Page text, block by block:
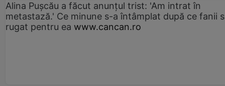
Alina Pușcău a făcut anunțul trist: 'Am intrat în
metastază.' Ce minune s-a întâmplat după ce fanii
rugat pentru ea www.cancan.ro